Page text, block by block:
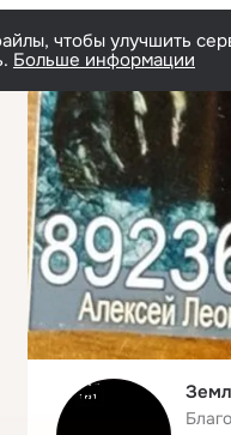
чтобы улучшить
Больше информации